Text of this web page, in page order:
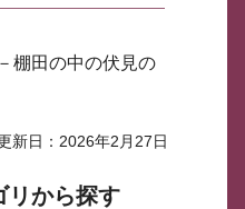
棚田の中の伏見の
新日：2026年2月27日
リから探す